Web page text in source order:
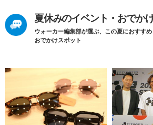
夏休みのイベント・おでか
ウォーカー編集部が選ぶ、この夏におすす
おでかけスポット